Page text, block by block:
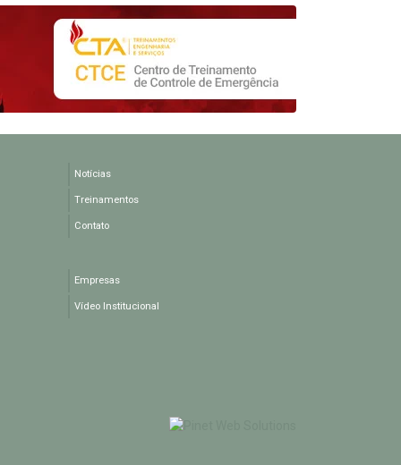
Notícias
Treinamentos
Contato
Empresas
Vídeo Institucional